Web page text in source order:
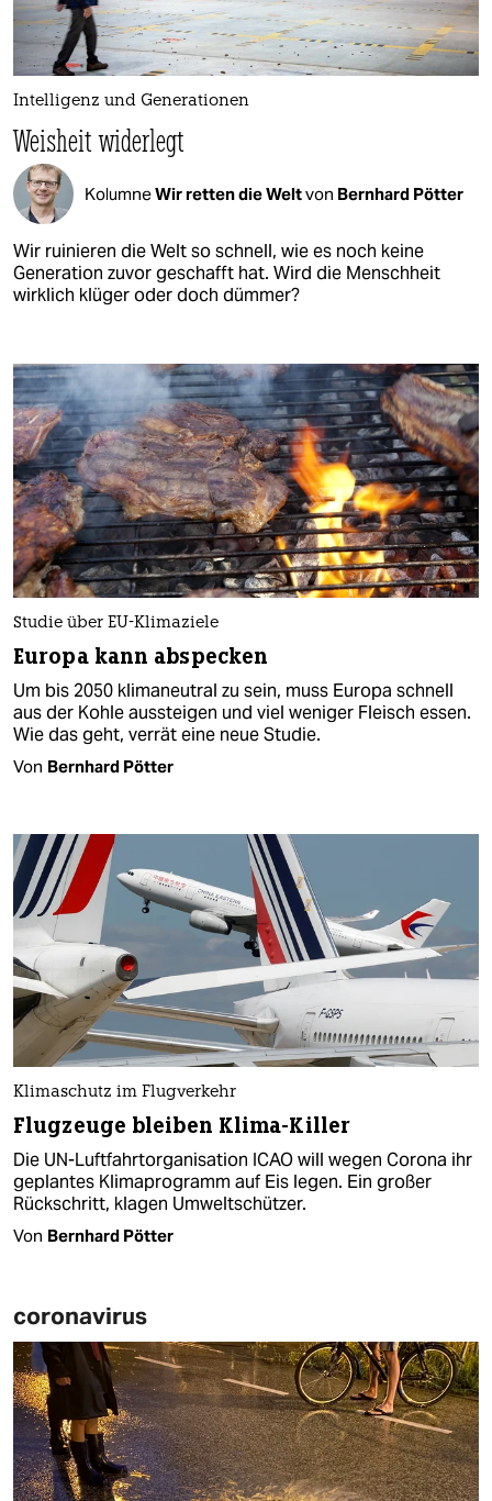
Intelligenz und Generationen
Weisheit widerlegt
KolumneWir retten die Weltvon Bernhard Pötter
Wir ruinieren die Welt so schnell, wie es noch keine
Generation zuvor geschafft hat. Wird die Menschheit
wirklich klüger oder doch dümmer?
Studie über EU-Klimaziele
Europa kann abspecken
Um bis 2050 klimaneutral zu sein, muss Europa schnell
aus der Kohle aussteigen und viel weniger Fleisch essen.
Wie das geht, verrät eine neue Studie.
Von Bernhard Pötter
Klimaschutz im Flugverkehr
Flugzeuge bleiben Klima-Killer
Die UN-Luftfahrtorganisation ICAO will wegen Corona ihr
geplantes Klimaprogramm auf Eis legen. Ein großer
Rückschritt, klagen Umweltschützer.
Von Bernhard Pötter
coronavirus